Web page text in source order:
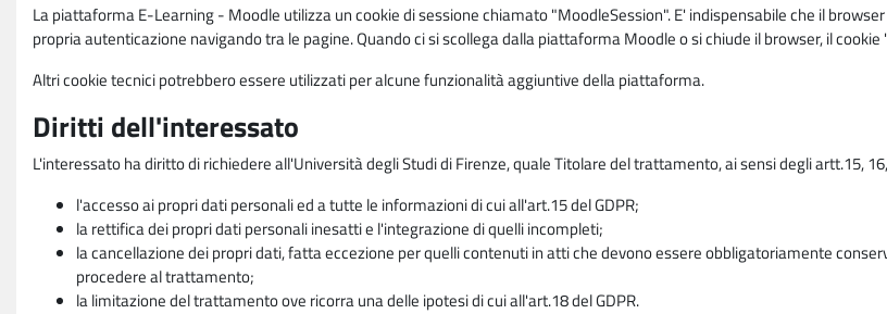
La piattaforma E-Learning - Moodle utilizza un cookie di sessione chiamato "MoodleSession". E' indispensabile che il
propria autenticazione navigando tra le pagine. Quando ci si scollega dalla piattaforma Moodle o si chiude il browser, il
Altri cookie tecnici potrebbero essere utilizzati per alcune funzionalità aggiuntive della piattaforma.
Diritti dell'interessato
L'interessato ha diritto di richiedere all'Università degli Studi di Firenze, quale Titolare del trattamento, ai sensi degli artt.15,
l'accesso ai propri dati personali ed a tutte le informazioni di cui all'art.15 del GDPR;
la rettifica dei propri dati personali inesatti e l'integrazione di quelli incompleti;
la cancellazione dei propri dati, fatta eccezione per quelli contenuti in atti che devono essere obbligatoriamente
procedere al trattamento;
la limitazione del trattamento ove ricorra una delle ipotesi di cui all'art.18 del GDPR.